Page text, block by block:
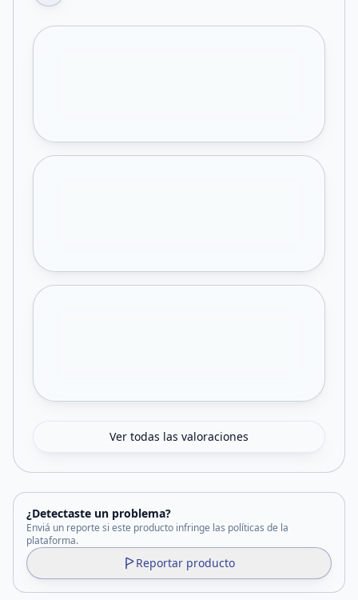
Ver todas las valoraciones
¿Detectaste un problema?
Enviá un reporte si este producto infringe las políticas de la
plataforma.
Reportar producto